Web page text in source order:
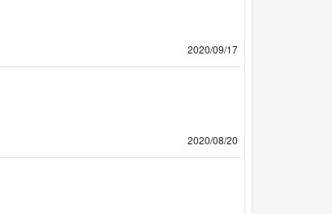
2020/09/17
2020/08/20